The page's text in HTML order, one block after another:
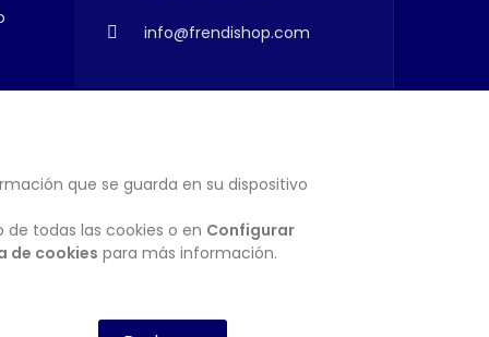
info@frendishop.com
SUSCRIBIRSE
que se guarda en su dispositivo
todas las cookies o en Configurar
de cookies para más información.